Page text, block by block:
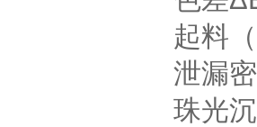
起料
泄漏
珠光